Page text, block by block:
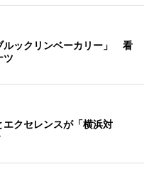
ルックリンベーカリー」 看
ツ
エクセレンスが「横浜対